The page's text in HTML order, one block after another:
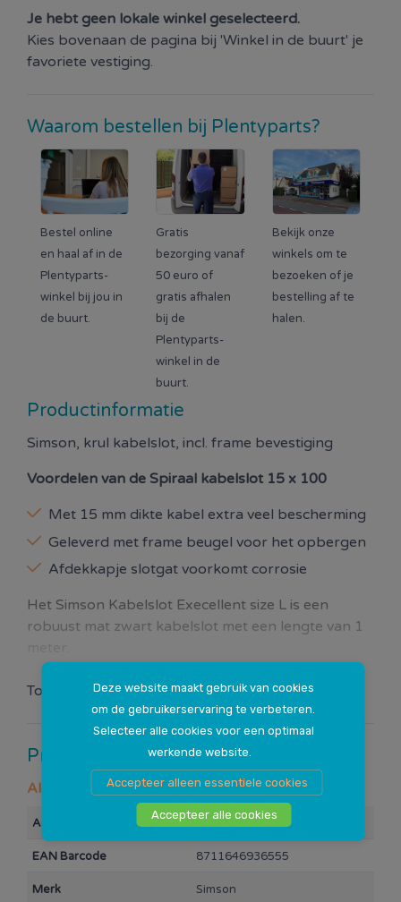
Deze website maakt gebruik van cookies
om de gebruikerservaring te verbeteren.
Selecteer alle cookies voor een optimaal
werkende website.
Accepteer alleen essentiele cookies
Accepteer alle cookies
Je hebt geen lokale winkel geselecteerd.
Kies bovenaan de pagina bij 'Winkel in de buurt' je
favoriete vestiging.
Waarom bestellen bij Plentyparts?
Bestel online
en haal af in de
Plentyparts-
winkel bij jou in
de buurt.
Gratis
bezorging vanaf
50 euro of
gratis afhalen
bij de
Plentyparts-
winkel in de
buurt.
Bekijk onze
winkels om te
bezoeken of je
bestelling af te
halen.
Productinformatie
Simson, krul kabelslot, incl. frame bevestiging
Voordelen van de Spiraal kabelslot 15 x 100
Met 15 mm dikte kabel extra veel bescherming
Geleverd met frame beugel voor het opbergen
Afdekkapje slotgat voorkomt corrosie
Het Simson Kabelslot Execellent size L is een
robuust mat zwart kabelslot met een lengte van 1
Met dit extra dikke 15mm slot staat de fiets altijd
veilig. Het slot is makkelijk en compact mee te
nemen en wordt geleverd inclusief bevestiging
voor aan de fiets, en twee sleutels.
Toon meer
Productspecificaties
Algemeen
Artikelnummer 113445
EAN Barcode 8711646936555
Merk Simson